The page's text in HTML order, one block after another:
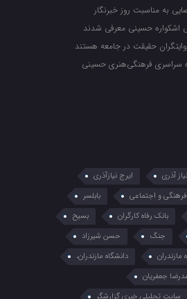
به مناسبت روز خبرنگار
اشکواره حسینی معرفی شدند
حقیقت در جامعه هستند
سراسری فرهنگی‌هنری حسینی
آذری
ایرج نیازآذری
فرهنگی و اجتماعی
بابلسر
بانک رفاه کارگران
بسیح
جنگ
حسن شیرزاد
مازندران
دانشگاه مازندران،
جعفریان
سایت تحلیلی خبری گزارشگر